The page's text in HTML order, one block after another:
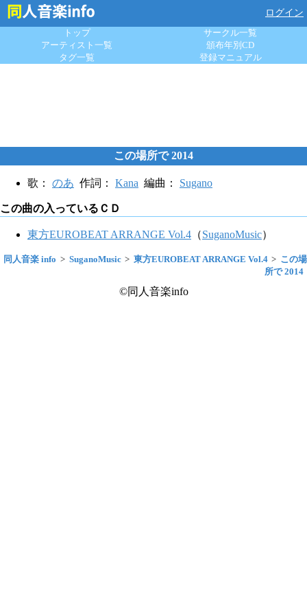
ログイン
トップ
サークル一覧
アーティスト一覧
頒布年別CD
タグ一覧
登録マニュアル
この場所で 2014
歌： のあ 作詞： Kana 編曲： Sugano
この曲の入っているＣＤ
東方EUROBEAT ARRANGE Vol.4 （SuganoMusic）
同人音楽 info SuganoMusic 東方EUROBEAT ARRANGE Vol.4
この場
所で 2014
©同人音楽info